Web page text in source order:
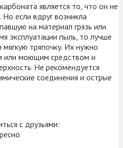
является то, что он не
Но если вдруг возникла
на материал грязь или
эксплуатации пыль, то лучше
мягкую тряпочку. Их нужно
или моющим средством и
Не рекомендуется
соединения и острые
с друзьями: